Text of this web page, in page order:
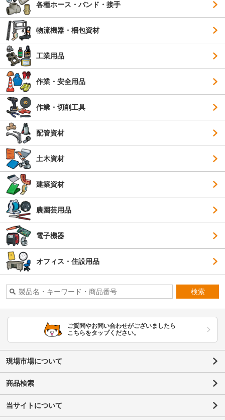
各種ホース・バンド・接手
物流機器・梱包資材
工業用品
作業・安全用品
作業・切削工具
配管資材
土木資材
建築資材
農園芸用品
電子機器
オフィス・住設用品
検索
ご質問やお問い合わせがございましたら
こちらをタップください。
現場市場について
商品検索
当サイトについて